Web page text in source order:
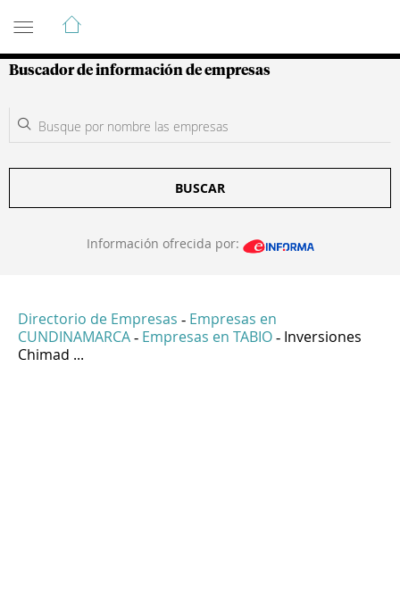
Guía de Empresas Colombianas
Buscador de información de empresas
BUSCAR
Información ofrecida por:
Directorio de Empresas - Empresas en
CUNDINAMARCA - Empresas en TABIO - Inversiones
Chimad ...